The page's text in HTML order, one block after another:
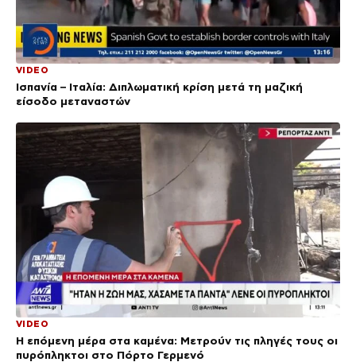
VIDEO
Ισπανία – Ιταλία: Διπλωματική κρίση μετά τη μαζική
είσοδο μεταναστών
VIDEO
Η επόμενη μέρα στα καμένα: Μετρούν τις πληγές τους οι
πυρόπληκτοι στο Πόρτο Γερμενό